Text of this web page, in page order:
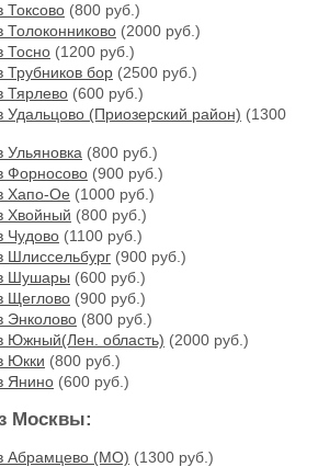
Токсово (800 руб.)
Толоконниково (2000 руб.)
Тосно (1200 руб.)
Трубников бор (2500 руб.)
Тярлево (600 руб.)
Удальцово (Приозерский район) (1300
Ульяновка (800 руб.)
Форносово (900 руб.)
Хапо-Ое (1000 руб.)
Хвойный (800 руб.)
Чудово (1100 руб.)
Шлиссельбург (900 руб.)
в Шушары (600 руб.)
Щеглово (900 руб.)
Энколово (800 руб.)
Южный(Лен. область) (2000 руб.)
Юкки (800 руб.)
Янино (600 руб.)
Москвы:
Абрамцево (МО) (1300 руб.)